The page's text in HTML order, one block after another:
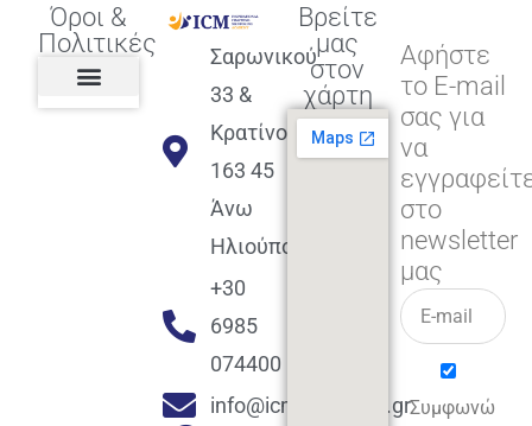
Όροι &
Πολιτικές
Σαρωνικού
33 &
Κρατίνου
163 45
Άνω
Ηλιούπολη
+30
6985
074400
info@icmacademy.gr
Βρείτε
μας
στον
χάρτη
Αφήστε
το E-mail
σας για
να
στο
newsletter
μας
Συμφωνώ